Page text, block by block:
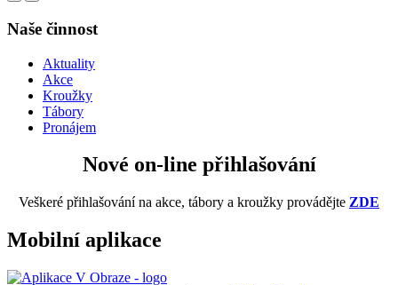
Naše činnost
Aktuality
Akce
Kroužky
Tábory
Pronájem
Nové on-line přihlašování
Veškeré přihlašování na akce, tábory a kroužky provádějte ZDE
Mobilní aplikace